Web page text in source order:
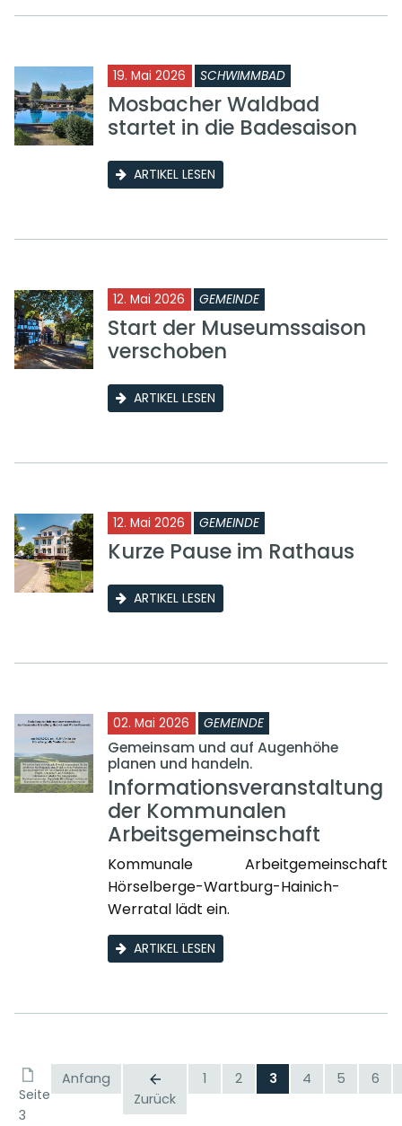
19. Mai 2026 SCHWIMMBAD
Mosbacher Waldbad
startet in die Badesaison
ARTIKEL LESEN
12. Mai 2026 GEMEINDE
Start der Museumssaison
verschoben
ARTIKEL LESEN
12. Mai 2026 GEMEINDE
Kurze Pause im Rathaus
ARTIKEL LESEN
02. Mai 2026 GEMEINDE
Gemeinsam und auf Augenhöhe
planen und handeln.
Informationsveranstaltung
der Kommunalen
Arbeitsgemeinschaft
Kommunale Arbeitgemeinschaft
Hörselberge-Wartburg-Hainich-
Werratal lädt ein.
ARTIKEL LESEN
Seite
3
Anfang
Zurück
1 2 3 4 5 6